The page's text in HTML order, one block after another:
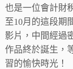
也是一位會計財
至10月的這段期
影片，中間經過
作品終於誕生，
習的愉快時光！